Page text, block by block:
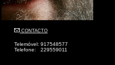
CONTACTO
Telemóvel: 917548577
Telefone: 229559011